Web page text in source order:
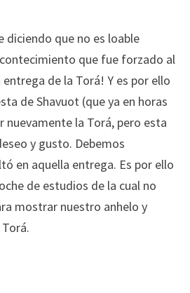
diciendo que no es loable
que fue forzado al
de la Torá! Y es por ello
de Shavuot (que ya en horas
nuevamente la Torá, pero esta
y gusto. Debemos
en aquella entrega. Es por ello
de estudios de la cual no
mostrar nuestro anhelo y